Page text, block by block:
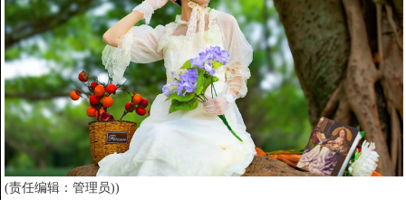
(责任编辑：管理员))